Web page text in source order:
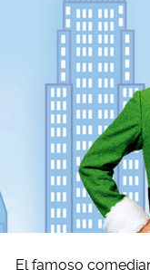
El famoso